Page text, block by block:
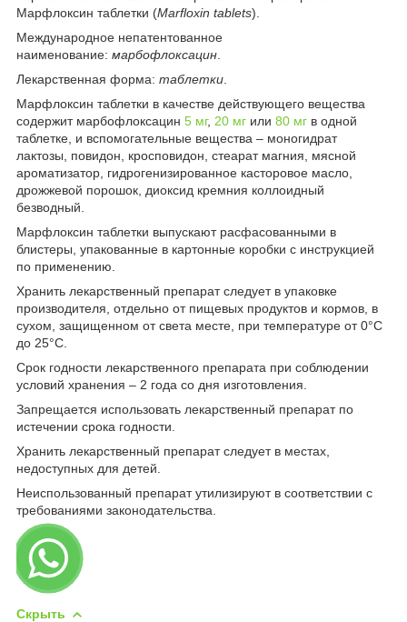
Марфлоксин таблетки (Marfloxin tablets).
Международное непатентованное
наименование: марбофлоксацин
Лекарственная форма: таблетки
Марфлоксин таблетки в качестве действующего вещества
содержит марбофлоксацин 5 мг, 20 мг или 80 мг в одной
таблетке, и вспомогательные вещества – моногидрат
лактозы, повидон, кросповидон, стеарат магния, мясной
ароматизатор, гидрогенизированное касторовое масло,
дрожжевой порошок, диоксид кремния коллоидный
безводный.
Марфлоксин таблетки выпускают расфасованными в
блистеры, упакованные в картонные коробки с инструкцией
по применению.
Хранить лекарственный препарат следует в упаковке
производителя, отдельно от пищевых продуктов и кормов, в
сухом, защищенном от света месте, при температуре от 0°С
до 25°С.
Срок годности лекарственного препарата при соблюдении
условий хранения – 2 года со дня изготовления.
Запрещается использовать лекарственный препарат по
истечении срока годности.
Хранить лекарственный препарат следует в местах,
недоступных для детей.
Неиспользованный препарат утилизируют в соответствии с
требованиями законодательства.
Скрыть